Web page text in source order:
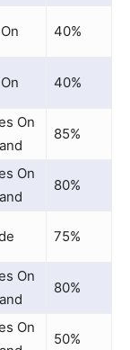
40%
40%
On
85%
On
80%
75%
On
80%
On
50%